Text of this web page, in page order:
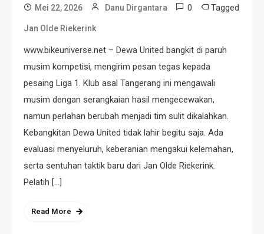
Mei 22, 2026 Danu Dirgantara 0 Tagged
Jan Olde Riekerink
www.bikeuniverse.net – Dewa United bangkit di paruh
musim kompetisi, mengirim pesan tegas kepada
pesaing Liga 1. Klub asal Tangerang ini mengawali
musim dengan serangkaian hasil mengecewakan,
namun perlahan berubah menjadi tim sulit dikalahkan.
Kebangkitan Dewa United tidak lahir begitu saja. Ada
evaluasi menyeluruh, keberanian mengakui kelemahan,
serta sentuhan taktik baru dari Jan Olde Riekerink.
Pelatih […]
Read More